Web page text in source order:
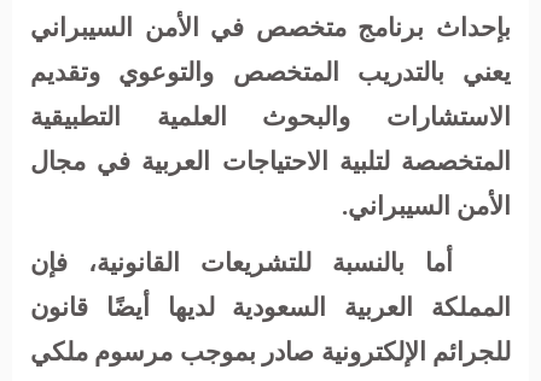
بإحداث برنامج متخصص في الأمن السيبراني
يعني بالتدريب المتخصص والتوعوي وتقديم
الاستشارات والبحوث العلمية التطبيقية
المتخصصة لتلبية الاحتياجات العربية في مجال
الأمن السيبراني.
أما بالنسبة للتشريعات القانونية، فإن
المملكة العربية السعودية لديها أيضًا قانون
للجرائم الإلكترونية صادر بموجب مرسوم ملكي